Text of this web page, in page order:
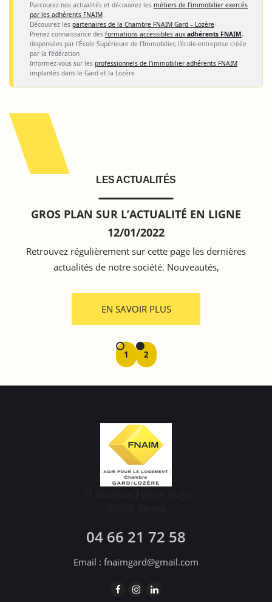
Parcourez nos actualités et découvrez les métiers de l’immobilier exercés
par les adhérents FNAIM
Découvrez les partenaires de la Chambre FNAIM Gard – Lozère
Prenez connaissance des formations accessibles aux adhérents FNAIM,
dispensées par l'École Supérieure de l'Immobilier, l'école-entreprise créée
par la fédération
Informez-vous sur les professionnels de l'immobilier adhérents FNAIM
implantés dans le Gard et la Lozère
LES ACTUALITÉS
GROS PLAN SUR L’ACTUALITÉ EN LIGNE
12/01/2022
Retrouvez régulièrement sur cette page les dernières
actualités de notre société. Nouveautés,
EN SAVOIR PLUS
1 2
04 66 21 72 58
Email : fnaimgard@gmail.com